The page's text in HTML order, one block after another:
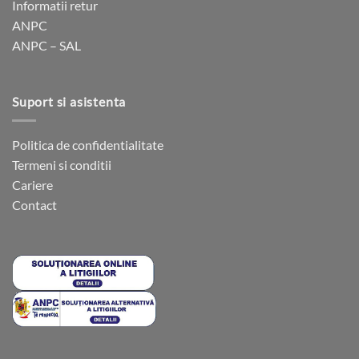
în
Informatii retur
ANPC
ANPC – SAL
Suport si asistenta
Politica de confidentialitate
Termeni si conditii
Cariere
Contact